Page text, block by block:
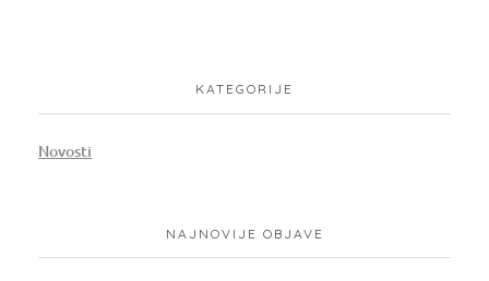
KATEGORIJE
Novosti
NAJNOVIJE OBJAVE